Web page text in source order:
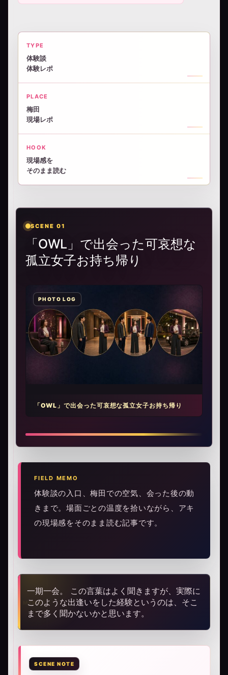
TYPE
体験談
体験レポ
PLACE
梅田
現場レポ
HOOK
現場感を
そのまま読む
SCENE 01
「OWL」で出会った可哀想な
孤立女子お持ち帰り
「OWL」で出会った可哀想な孤立女子お持ち帰り
FIELD MEMO
体験談の入口、梅田での空気、会った後の動
きまで。場面ごとの温度を拾いながら、アキ
の現場感をそのまま読む記事です。
一期一会。 この言葉はよく聞きますが、実際に
このような出逢いをした経験というのは、そこ
まで多く聞かないかと思います。